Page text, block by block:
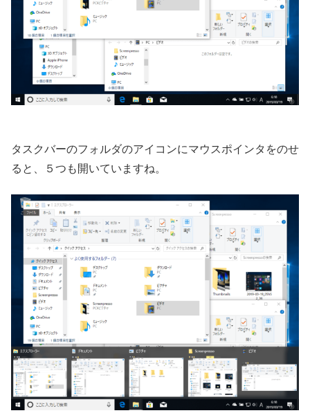
タスクバーのフォルダのアイコンにマウスポインタをのせ
ると、５つも開いていますね。